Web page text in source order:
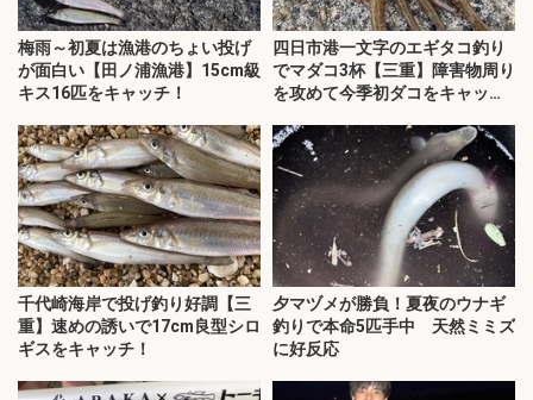
梅雨～初夏は漁港のちょい投げ
が面白い【田ノ浦漁港】15cm級
キス16匹をキャッチ！
四日市港一文字のエギタコ釣り
でマダコ3杯【三重】障害物周り
を攻めて今季初ダコをキャッ
千代崎海岸で投げ釣り好調【三
重】速めの誘いで17cm良型シロ
ギスをキャッチ！
夕マヅメが勝負！夏夜のウナギ
釣りで本命5匹手中 天然ミミズ
に好反応